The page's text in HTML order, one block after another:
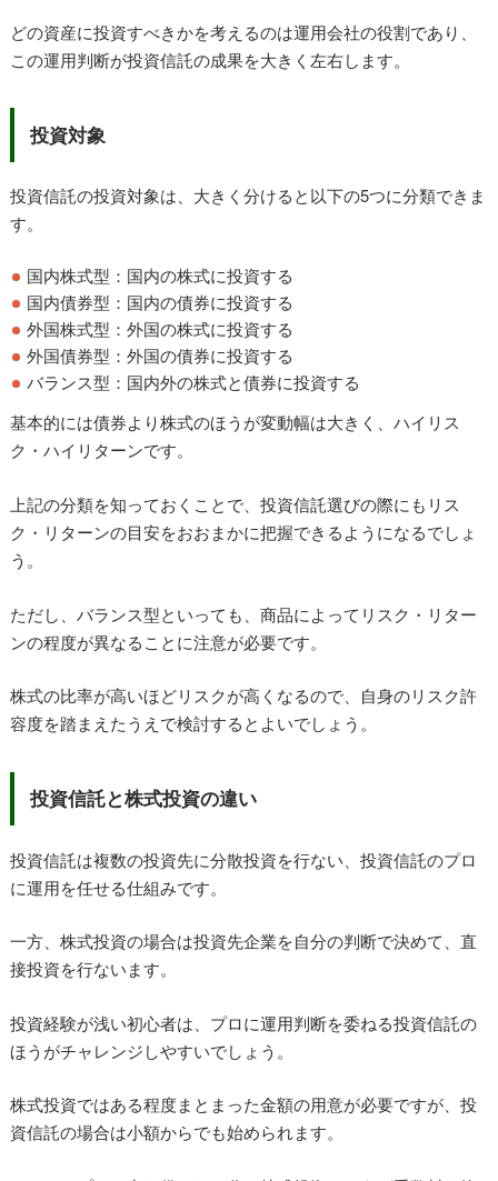
どの資産に投資すべきかを考えるのは運用会社の役割であり、
この運用判断が投資信託の成果を大きく左右します。
投資対象
投資信託の投資対象は、大きく分けると以下の5つに分類できま
す。
国内株式型：国内の株式に投資する
国内債券型：国内の債券に投資する
外国株式型：外国の株式に投資する
外国債券型：外国の債券に投資する
バランス型：国内外の株式と債券に投資する
基本的には債券より株式のほうが変動幅は大きく、ハイリス
ク・ハイリターンです。
上記の分類を知っておくことで、投資信託選びの際にもリス
ク・リターンの目安をおおまかに把握できるようになるでしょ
う。
ただし、バランス型といっても、商品によってリスク・リター
ンの程度が異なることに注意が必要です。
株式の比率が高いほどリスクが高くなるので、自身のリスク許
容度を踏まえたうえで検討するとよいでしょう。
投資信託と株式投資の違い
投資信託は複数の投資先に分散投資を行ない、投資信託のプロ
に運用を任せる仕組みです。
一方、株式投資の場合は投資先企業を自分の判断で決めて、直
接投資を行ないます。
投資経験が浅い初心者は、プロに運用判断を委ねる投資信託の
ほうがチャレンジしやすいでしょう。
株式投資ではある程度まとまった金額の用意が必要ですが、投
資信託の場合は小額からでも始められます。